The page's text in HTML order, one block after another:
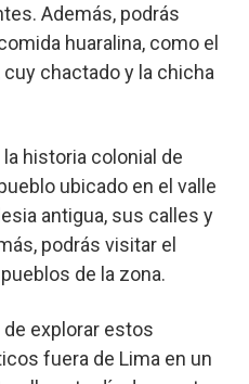
Además, podrás
huaralina, como el
chactado y la chicha
historia colonial de
ubicado en el valle
antigua, sus calles y
podrás visitar el
de la zona.
explorar estos
fuera de Lima en un